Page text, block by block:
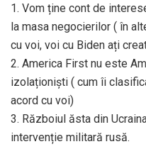
1. Vom ține cont de
la masa negocierilor ( în
cu voi, voi cu Biden ați
2. America First nu este
izolaționiști ( cum îi
acord cu voi)
3. Războiul ăsta din
intervenție militară rusă.